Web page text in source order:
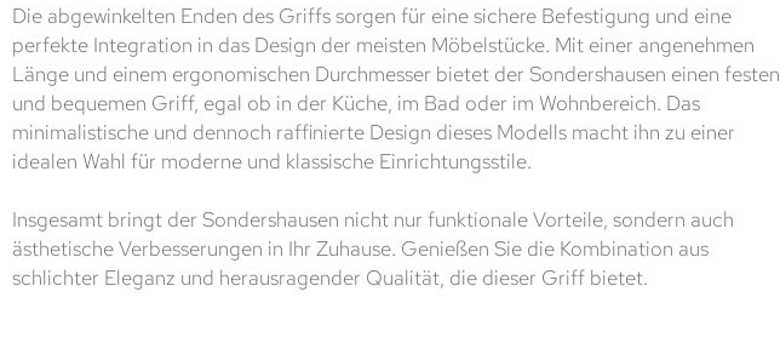
Die abgewinkelten Enden des Griffs sorgen für eine sichere Befestigung und eine
perfekte Integration in das Design der meisten Möbelstücke. Mit einer angenehmen
Länge und einem ergonomischen Durchmesser bietet der Sondershausen einen festen
und bequemen Griff, egal ob in der Küche, im Bad oder im Wohnbereich. Das
minimalistische und dennoch raffinierte Design dieses Modells macht ihn zu einer
idealen Wahl für moderne und klassische Einrichtungsstile.
Insgesamt bringt der Sondershausen nicht nur funktionale Vorteile, sondern auch
ästhetische Verbesserungen in Ihr Zuhause. Genießen Sie die Kombination aus
schlichter Eleganz und herausragender Qualität, die dieser Griff bietet.